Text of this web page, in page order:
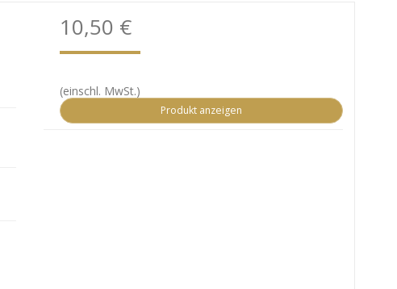
10,50 €
(einschl. MwSt.)
Produkt anzeigen